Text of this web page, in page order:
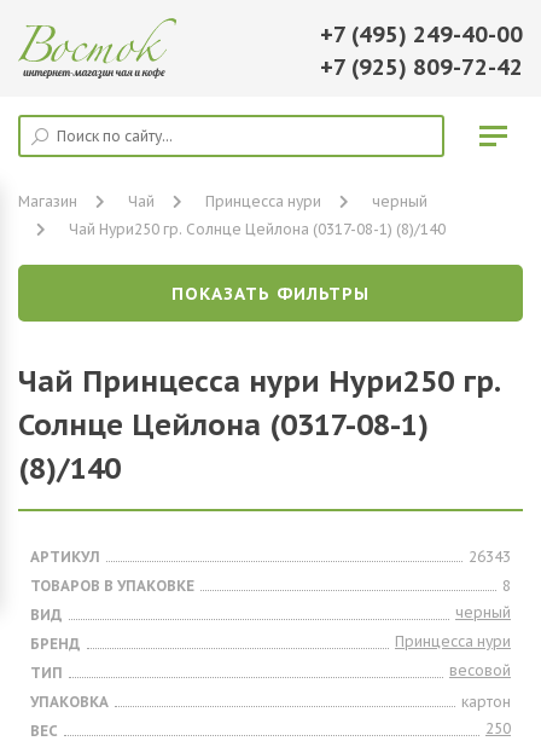
+7 (495) 249-40-00
+7 (925) 809-72-42
Магазин Чай Принцесса нури
черный
Чай Нури250 гр. Солнце Цейлона (0317-08-1) (8)/140
ПОКАЗАТЬ ФИЛЬТРЫ
Чай Принцесса нури Нури250 гр.
Солнце Цейлона (0317-08-1)
(8)/140
АРТИКУЛ
26343
ТОВАРОВ В УПАКОВКЕ
8
ВИД
черный
БРЕНД
Принцесса нури
ТИП
весовой
УПАКОВКА
картон
ВЕС
250